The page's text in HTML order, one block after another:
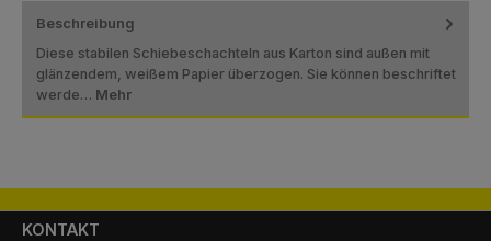
Beschreibung
Diese stabilen Schiebeschachteln aus Karton sind außen mit
glänzendem, weißem Papier überzogen. Sie können beschriftet
werde… Mehr
KONTAKT